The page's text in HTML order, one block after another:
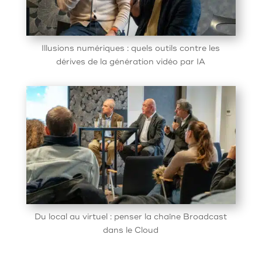
Illusions numériques : quels outils contre les
dérives de la génération vidéo par IA
Du local au virtuel : penser la chaîne Broadcast
dans le Cloud